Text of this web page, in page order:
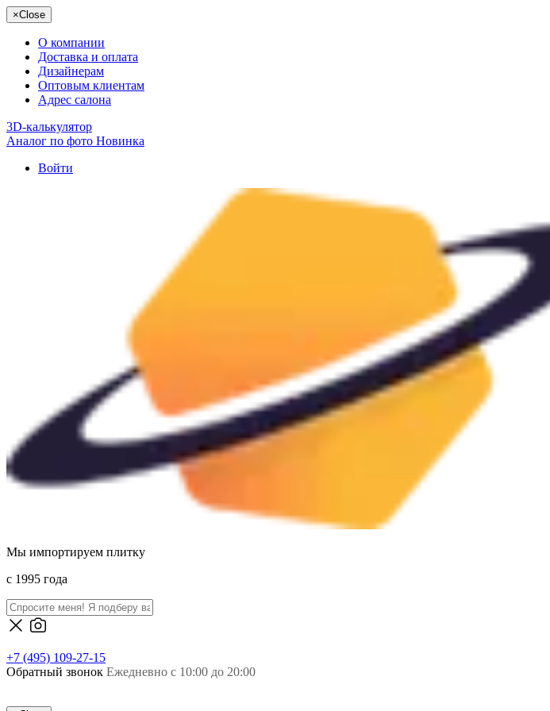
×Close
О компании
Доставка и оплата
Дизайнерам
Оптовым клиентам
Адрес салона
3D-калькулятор
Аналог по фото Новинка
Войти
Мы импортируем плитку
c 1995 года
+7 (495) 109-27-15
Обратный звонок Ежедневно с 10:00 до 20:00